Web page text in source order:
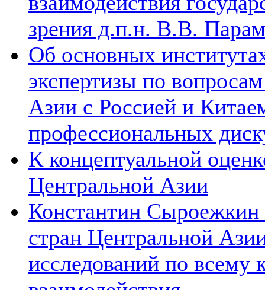
зрения д.п.н. В.В.
Об основных
экспертизы по
Азии с Россией и
профессиональных
К концептуальной
Центральной Азии
Константин Сыроежкин
стран Центральной
исследований по всему